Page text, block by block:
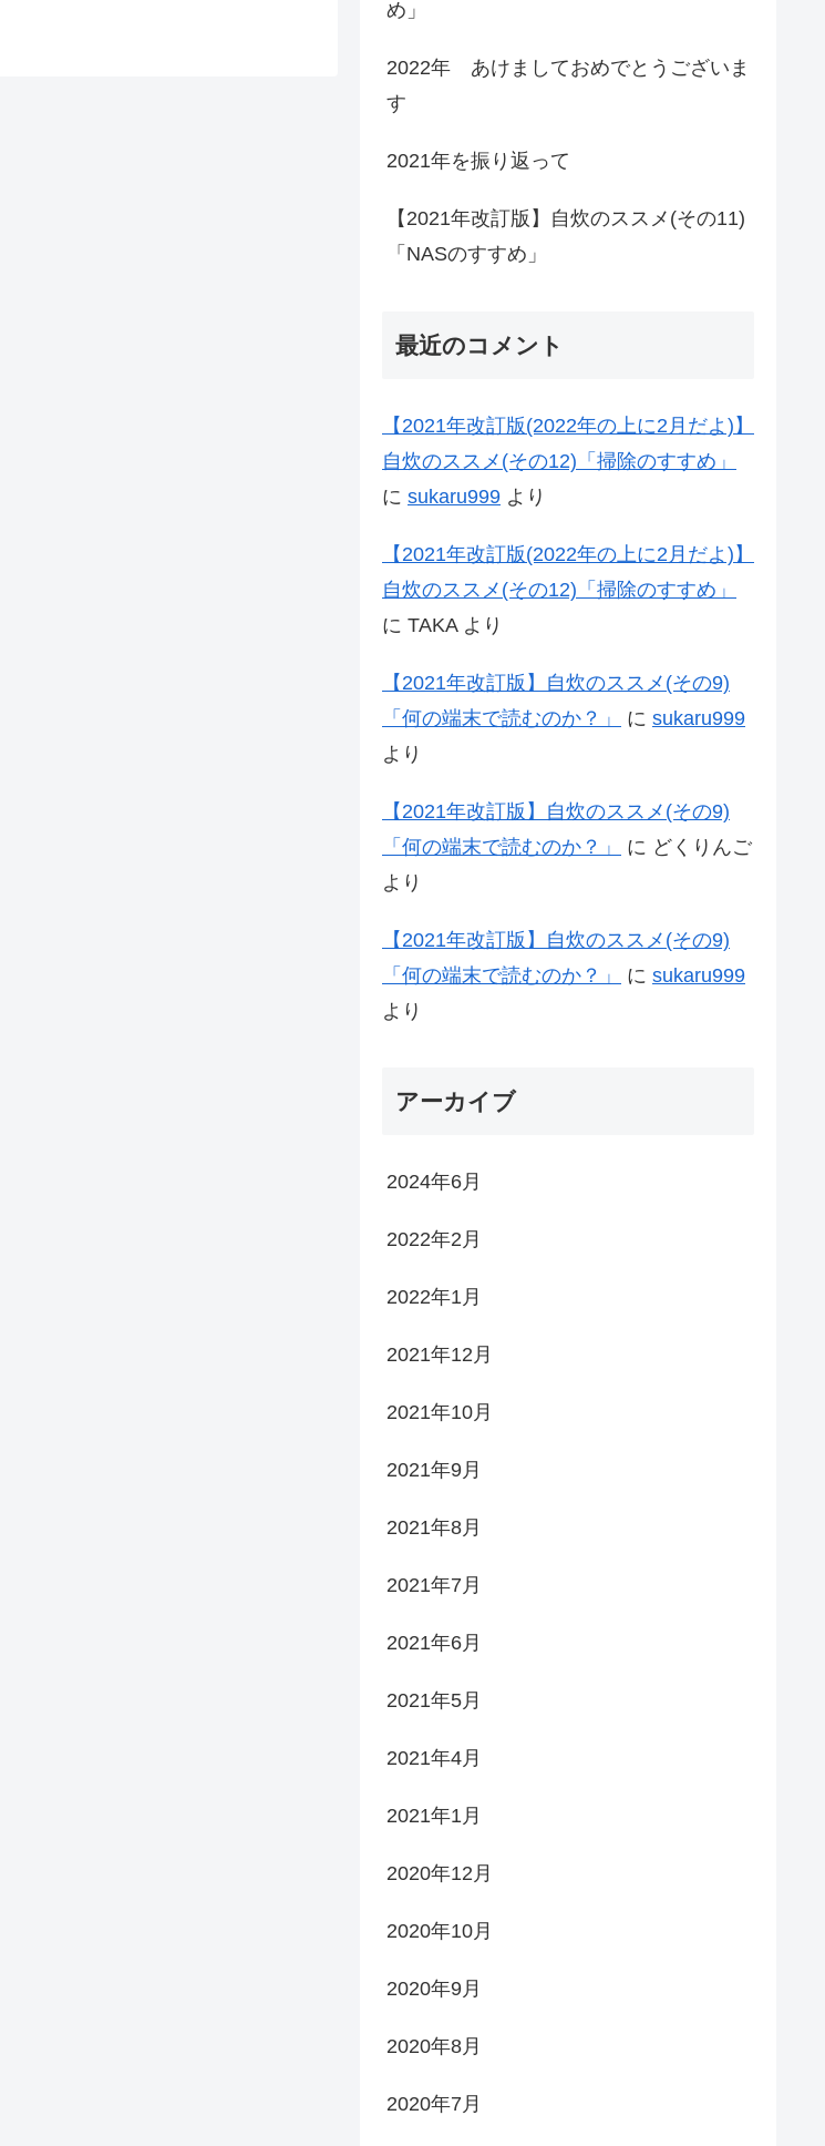
め」
2022年 あけましておめでとうございま
す
2021年を振り返って
【2021年改訂版】自炊のススメ(その11)
「NASのすすめ」
最近のコメント
【2021年改訂版(2022年の上に2月だよ)】
自炊のススメ(その12)「掃除のすすめ」
に sukaru999 より
【2021年改訂版(2022年の上に2月だよ)】
自炊のススメ(その12)「掃除のすすめ」
に TAKAより
【2021年改訂版】自炊のススメ(その9)
「何の端末で読むのか？」
に sukaru999
より
【2021年改訂版】自炊のススメ(その9)
「何の端末で読むのか？」
に どくりんご
より
【2021年改訂版】自炊のススメ(その9)
「何の端末で読むのか？」
に sukaru999
より
アーカイブ
2024年6月
2022年2月
2022年1月
2021年12月
2021年10月
2021年9月
2021年8月
2021年7月
2021年6月
2021年5月
2021年4月
2021年1月
2020年12月
2020年10月
2020年9月
2020年8月
2020年7月